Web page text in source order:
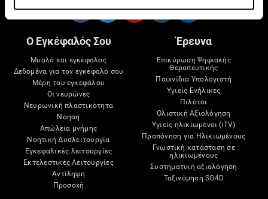
Ο Εγκέφαλός Σου
Μυαλό και εγκέφαλος
Δεδομένα για τον εγκέφαλό σου
Μέρη του εγκεφάλου
Οι νευρώνες
Νευρωνική πλαστικότητα
Νόηση
Απώλεια μνήμης
Νοητική Δυσλειτουργία
Εγκεφαλικές λειτουργίες
Εκτελεστικές Λειτουργίες
Αντίληψη
Προσοχή
Έρευνα
Επικύρωση Ψηφιακής
Θεραπευτικής
Παιχνίδια Υπολογιστή
Υγιείς Ενήλικες
Πιλότοι
Ολιστική Αξιολόγηση
Υγιείς ηλικιωμένοι (iTV)
Προπόνηση για Ηλικιωμένους
Γνωστική κατάσταση σε
ηλικιωμένους
Συστηματική αξιολόγηση
Ταξινόμηση SG4D